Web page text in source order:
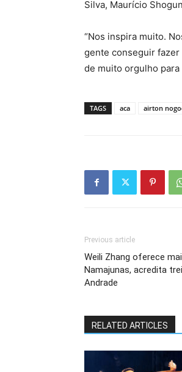
Silva, Maurício
“Nos inspira muito.
gente conseguir fazer
de muito orgulho para
TAGS aca airton
Previous article
Weili Zhang oferece
Namajunas, acredita
Andrade
RELATED ARTICLES